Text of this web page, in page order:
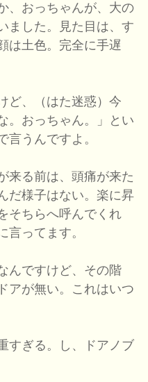
、おっちゃんが、大の
ました。見た目は、す
は土色。完全に手遅
ど、（はた迷惑）今
。おっちゃん。」とい
言うんですよ。
来る前は、頭痛が来た
だ様子はない。楽に昇
そちらへ呼んでくれ
言ってます。
んですけど、その階
アが無い。これはいつ
すぎる。し、ドアノブ